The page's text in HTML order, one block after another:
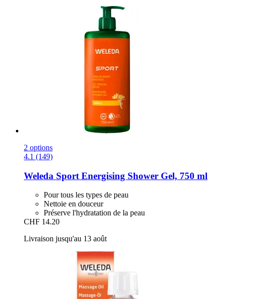
2 options
4.1 (149)
Weleda Sport Energising Shower Gel, 750 ml
Pour tous les types de peau
Nettoie en douceur
Préserve l'hydratation de la peau
CHF 14.20
Livraison jusqu'au 13 août